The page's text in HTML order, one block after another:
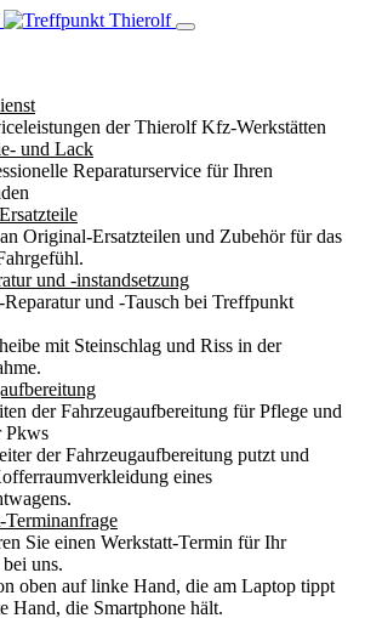
der Thierolf Kfz-Werkstätten
und Lack
Reparaturservice für Ihren
Original-Ersatzteilen und Zubehör für das
und -instandsetzung
Reparatur und -Tausch bei Treffpunkt
der Fahrzeugaufbereitung für Pflege und
Pkws
Terminanfrage
Sie einen Werkstatt-Termin für Ihr
uns.